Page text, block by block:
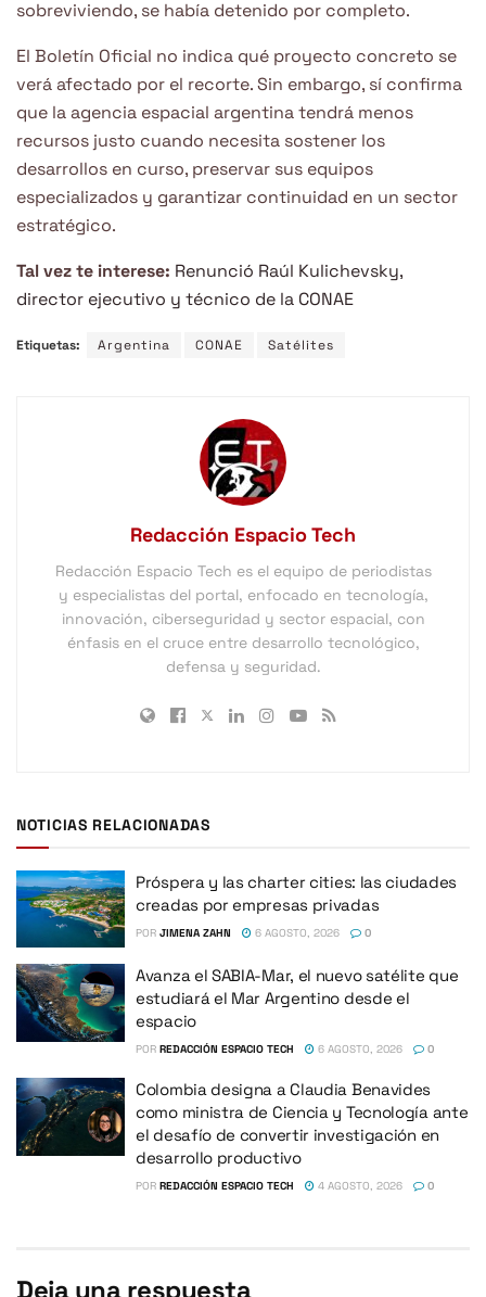
sobreviviendo, se había detenido por completo.
El Boletín Oficial no indica qué proyecto concreto se
verá afectado por el recorte. Sin embargo, sí confirma
que la agencia espacial argentina tendrá menos
recursos justo cuando necesita sostener los
desarrollos en curso, preservar sus equipos
especializados y garantizar continuidad en un sector
estratégico.
Tal vez te interese: Renunció Raúl Kulichevsky,
director ejecutivo y técnico de la CONAE
Etiquetas: Argentina CONAE Satélites
Redacción Espacio Tech
Redacción Espacio Tech es el equipo de periodistas
y especialistas del portal, enfocado en tecnología,
innovación, ciberseguridad y sector espacial, con
énfasis en el cruce entre desarrollo tecnológico,
defensa y seguridad.
NOTICIAS RELACIONADAS
Próspera y las charter cities: las ciudades
creadas por empresas privadas
POR JIMENA ZAHN 6 AGOSTO, 2026 0
Avanza el SABIA-Mar, el nuevo satélite que
estudiará el Mar Argentino desde el
espacio
POR REDACCIÓN ESPACIO TECH 6 AGOSTO, 2026 0
Colombia designa a Claudia Benavides
como ministra de Ciencia y Tecnología ante
el desafío de convertir investigación en
desarrollo productivo
POR REDACCIÓN ESPACIO TECH 4 AGOSTO, 2026 0
Deja una respuesta